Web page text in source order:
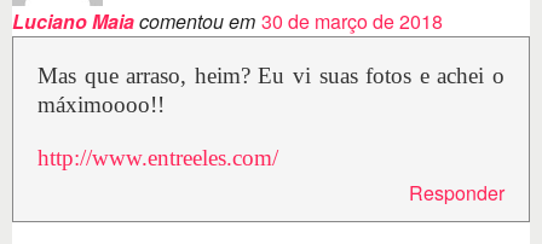
Luciano Maiacomentou em 30 de março de 2018
Mas que arraso, heim? Eu vi suas fotos e achei o
máximoooo!!
http://www.entreeles.com/
Responder